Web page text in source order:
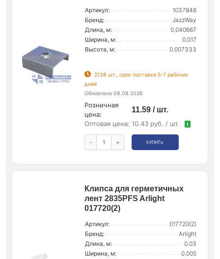
Артикул:
1037848
Бренд:
JazzWay
Длина, м:
0.040667
Ширина, м:
0.017
Высота, м:
0.007333
2138 шт., срок поставки 5-7 рабочих
дней
Обновлено 08.08.2026
Розничная
цена:
11.59 / шт.
Оптовая цена: 10.43 руб. / шт. !
- + КУПИТЬ
Клипса для герметичных
лент 2835PFS Arlight
017720(2)
Артикул:
017720(2)
Бренд:
Arlight
Длина, м:
0.03
Ширина, м:
0.005